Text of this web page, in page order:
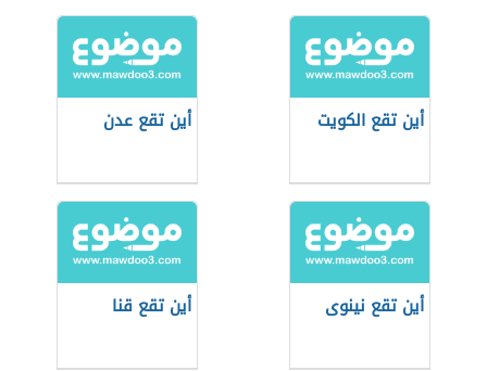
أين تقع الكويت أين تقع عدن
أين تقع نينوى أين تقع قنا